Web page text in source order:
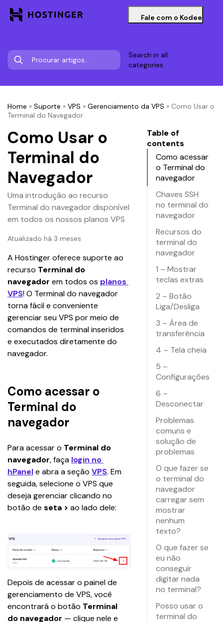
Fale com o Kodee
Search in all
categories
Home » Suporte » VPS » Gerenciamento da VPS » Como Usar o
Terminal do Navegador
Como Usar o
Terminal do
Navegador
Uma introdução ao recurso
Terminal do navegador disponível
em todos os nossos planos VPS
Atualizado há 3 meses
A Hostinger oferece suporte ao
recurso Terminal do
navegador em todos os planos
VPS! O Terminal do navegador
torna fácil e conveniente
gerenciar seu VPS por meio de
comandos de terminal inseridos
e executados diretamente do
navegador.
Como acessar o
Terminal do
navegador
Para acessar o Terminal do
navegador, faça login no
hPanel e abra a seção VPS. Em
seguida, selecione o VPS que
deseja gerenciar clicando no
botão de seta > ao lado dele:
Depois de acessar o painel de
gerenciamento de VPS, você
encontrará o botão Terminal
do navegador — clique nele e
Table of
contents
Como acessar
o Terminal do
navegador
Chaves SSH
no terminal do
navegador
Recursos do
terminal do
navegador
1 – Mostrar
teclas extras
2 – Botão
Liga/Desliga
3 – Área de
transferência
4 – Tela cheia
5 –
Configurações
6 –
Desconectar
Problemas
comuns e
solução de
problemas
O que fazer se
o terminal do
navegador
carregar sem
mostrar
nenhum
texto?
O que fazer se
eu não
conseguir
digitar nada
no terminal?
Posso usar o
terminal do